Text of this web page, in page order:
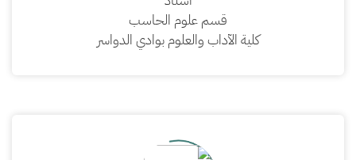
قسم علوم الحاسب
كلية الآداب والعلوم بوادي الدواسر